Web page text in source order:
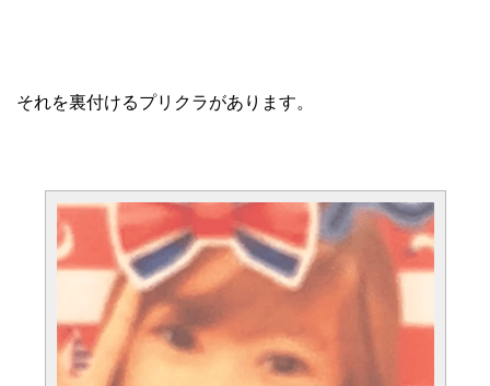
それを裏付けるプリクラがあります。